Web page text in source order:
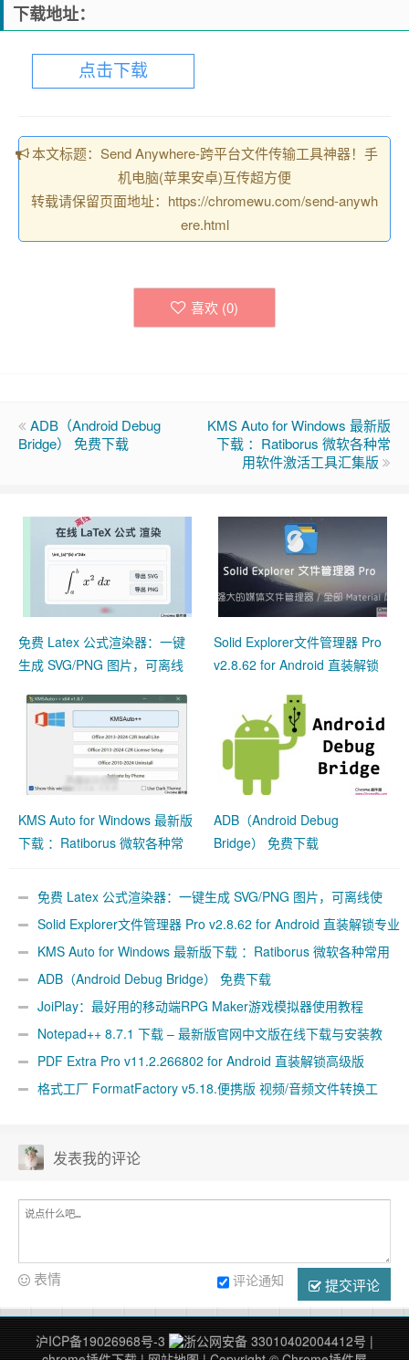
下载地址：
点击下载
本文标题：Send Anywhere-跨平台文件传输工具神器！手
机电脑(苹果安卓)互传超方便
转载请保留页面地址：https://chromewu.com/send-anywh
ere.html
喜欢 (0)
ADB（Android Debug
Bridge） 免费下载
KMS Auto for Windows 最新版
下载 ：Ratiborus 微软各种常
用软件激活工具汇集版
免费 Latex 公式渲染器：一键
生成 SVG/PNG 图片，可离线
Solid Explorer文件管理器 Pro
v2.8.62 for Android 直装解锁
强大的媒体文件管理器 /
KMS Auto for Windows 最新版
下载 ：Ratiborus 微软各种常
ADB（Android Debug
Bridge） 免费下载
免费 Latex 公式渲染器：一键生成 SVG/PNG 图片，可离线使
用 Solid Explorer文件管理器 Pro v2.8.62 for Android 直装解锁专业
版 + 插件包 + 图标包 —— 强大的媒体文件管理器 /
KMS Auto for Windows 最新版下载 ：Ratiborus 微软各种常用
软件激活工具汇集版
ADB（Android Debug Bridge） 免费下载
JoiPlay：最好用的移动端RPG Maker游戏模拟器使用教程
Notepad++ 8.7.1 下载 – 最新版官网中文版在线下载与安装教
程 PDF Extra Pro v11.2.266802 for Android 直装解锁高级版
格式工厂 FormatFactory v5.18.便携版 视频/音频文件转换工
发表我的评论
提交评论
评论通知
表情
沪ICP备19026968号-3 浙公网安备 33010402004412号 |